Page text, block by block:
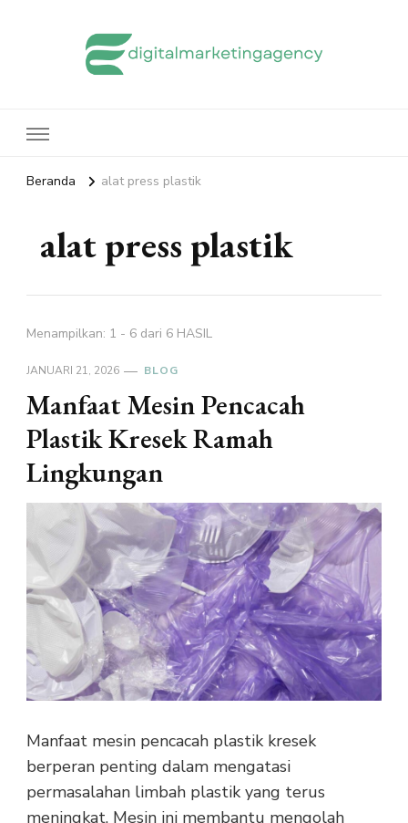
Beranda alat press plastik
alat press plastik
Menampilkan: 1 - 6 dari 6 HASIL
JANUARI 21, 2026 BLOG
Manfaat Mesin Pencacah
Plastik Kresek Ramah
Lingkungan
Manfaat mesin pencacah plastik kresek
berperan penting dalam mengatasi
permasalahan limbah plastik yang terus
meningkat. Mesin ini membantu mengolah